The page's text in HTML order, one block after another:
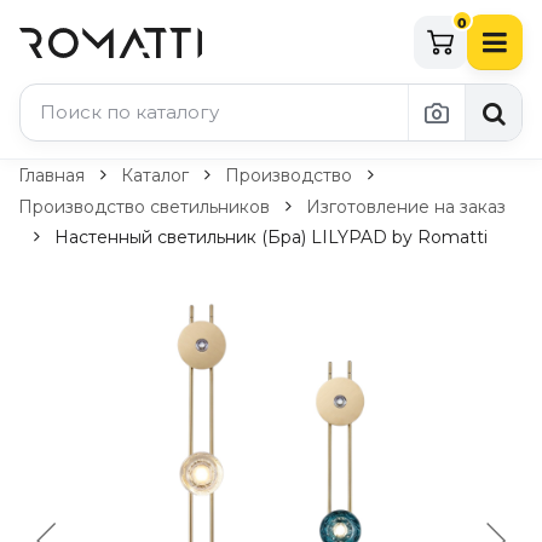
0
Каталог Romatti
Свет и освещение
Подвесные светильники
Потолочные светильники
Уличное освещение
Комплектующие
Главная Каталог
Производство
Производство светильников
Изготовление на заказ
Настенный светильник (Бра) LILYPAD by Romatti